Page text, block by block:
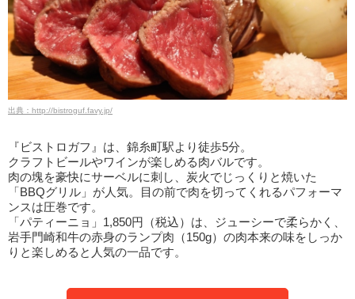
出典：http://bistroguf.favy.jp/
『ビストロガフ』は、錦糸町駅より徒歩5分。
クラフトビールやワインが楽しめる肉バルです。
肉の塊を豪快にサーベルに刺し、炭火でじっくりと焼いた
「BBQグリル」が人気。目の前で肉を切ってくれるパフォーマ
ンスは圧巻です。
「パティーニョ」1,850円（税込）は、ジューシーで柔らかく、
岩手門崎和牛の赤身のランプ肉（150g）の肉本来の味をしっか
りと楽しめると人気の一品です。